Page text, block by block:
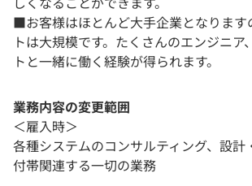
■お客様はほとんど大手企業となります
トは大規模です。たくさんのエンジニア
トと一緒に働く経験が得られます。
業務内容の変更範囲
＜雇入時＞
各種システムのコンサルティング、設計
付帯関連する一切の業務